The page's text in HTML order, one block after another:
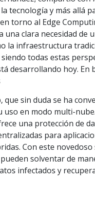
tecnología y más allá
torno al Edge
clara necesidad de
la infraestructura
todas estas
desarrollando hoy. En
sin duda se ha
uso en modo multi-
una protección de
para
Con este
solventar de
infectados y